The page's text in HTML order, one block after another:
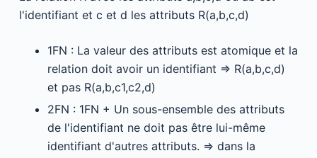
l'identifiant et c et d les attributs R(a,b,c,d)
1FN : La valeur des attributs est atomique et la
relation doit avoir un identifiant => R(a,b,c,d)
et pas R(a,b,c1,c2,d)
2FN : 1FN + Un sous-ensemble des attributs
de l'identifiant ne doit pas être lui-même
identifiant d'autres attributs. => dans la